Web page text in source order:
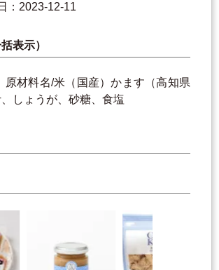
：2023-12-11
表示）
材料名/米（国産）かます（高知県
しょうが、砂糖、食塩